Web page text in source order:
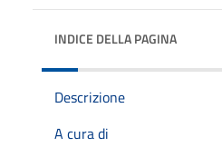
INDICE DELLA PAGINA
Descrizione
A cura di